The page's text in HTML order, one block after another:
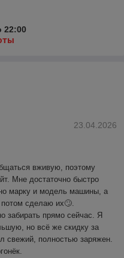
22:00
23.04.2026
вживую, поэтому
Мне достаточно быстро
марку и модель машины, а
сделаю их🙄.
забирать прямо сейчас. Я
но всё же скидку за
свежий, полностью заряжен.